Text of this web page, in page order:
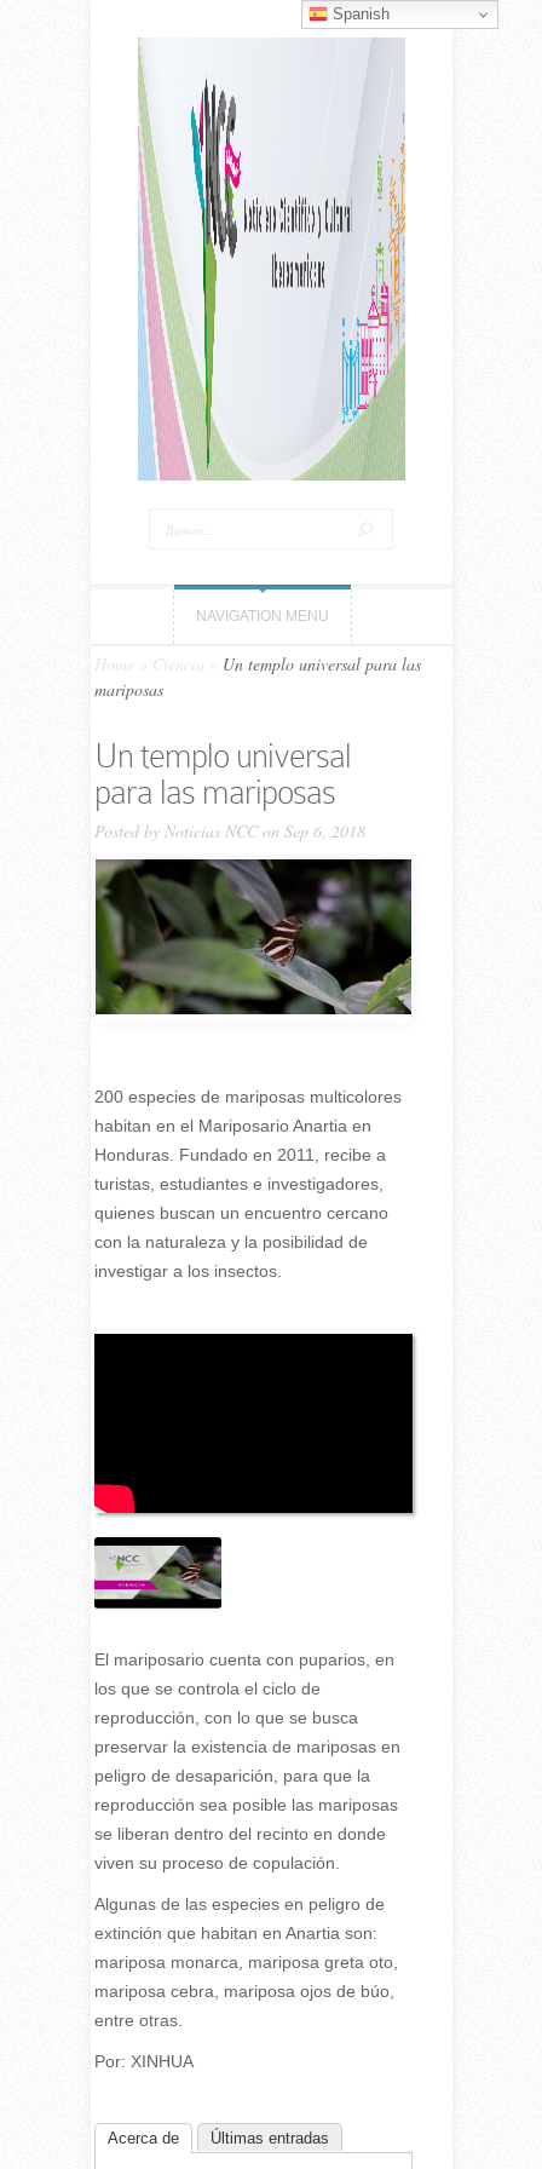
NAVIGATION MENU
Home Ciencia
Un templo universal para las
mariposas
Un templo universal
para las mariposas
Posted by Noticias NCCon Sep 6, 2018
200 especies de mariposas multicolores
habitan en el Mariposario Anartia en
Honduras. Fundado en 2011, recibe a
turistas, estudiantes e investigadores,
quienes buscan un encuentro cercano
con la naturaleza y la posibilidad de
investigar a los insectos.
El mariposario cuenta con puparios, en
los que se controla el ciclo de
reproducción, con lo que se busca
preservar la existencia de mariposas en
peligro de desaparición, para que la
reproducción sea posible las mariposas
se liberan dentro del recinto en donde
viven su proceso de copulación.
Algunas de las especies en peligro de
extinción que habitan en Anartia son:
mariposa monarca, mariposa greta oto,
mariposa cebra, mariposa ojos de búo,
entre otras.
Por: XINHUA
Acerca de Últimas entradas
Spanish